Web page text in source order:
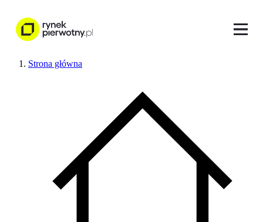
Strona główna